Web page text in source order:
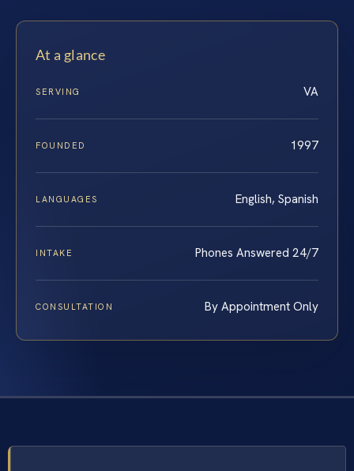
At a glance
SERVING VA
FOUNDED 1997
LANGUAGES English, Spanish
INTAKE Phones Answered 24/7
CONSULTATION By Appointment Only